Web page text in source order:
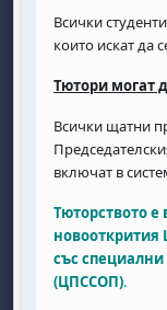
Всички
които искат да
Тютори могат
Всички щатни
включат в
Тюторството е
новооткрития
със
(ЦПССОП).